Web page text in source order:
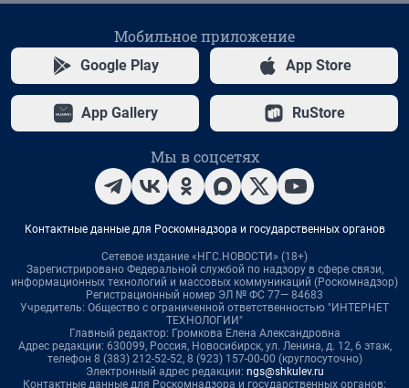
Мобильное приложение
Google Play App Store
App Gallery RuStore
Мы в соцсетях
Контактные данные для Роскомнадзора и государственных органов
Сетевое издание «НГС.НОВОСТИ» (18+)
Зарегистрировано Федеральной службой по надзору в сфере связи,
информационных технологий и массовых коммуникаций (Роскомнадзор)
Регистрационный номер ЭЛ № ФС 77— 84683
Учредитель: Общество с ограниченной ответственностью "ИНТЕРНЕТ
ТЕХНОЛОГИИ"
Главный редактор: Громкова Елена Александровна
Адрес редакции: 630099, Россия, Новосибирск, ул. Ленина, д. 12, 6 этаж,
телефон 8 (383) 212-52-52, 8 (923) 157-00-00 (круглосуточно)
Электронный адрес редакции: ngs@shkulev.ru
Контактные данные для Роскомнадзора и государственных органов: